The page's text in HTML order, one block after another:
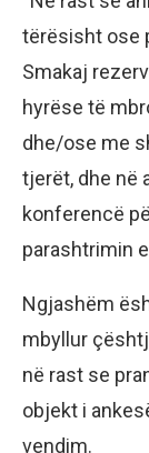
tërësisht ose
Smakaj
hyrëse të
dhe/ose me
tjerët, dhe në
konferencë
parashtrimin
Ngjashëm
mbyllur
në rast se
objekt i
vendim.